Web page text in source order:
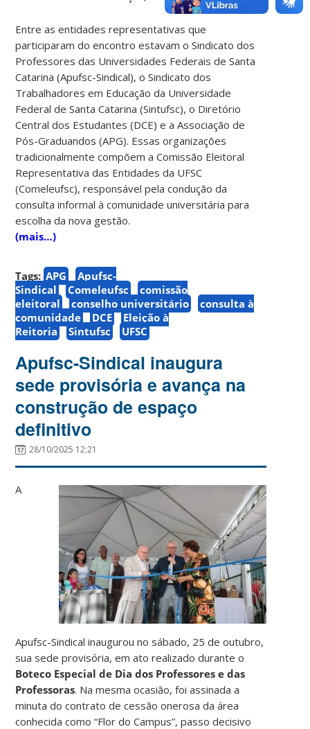
Entre as entidades representativas que
participaram do encontro estavam o Sindicato dos
Professores das Universidades Federais de Santa
Catarina (Apufsc-Sindical), o Sindicato dos
Trabalhadores em Educação da Universidade
Federal de Santa Catarina (Sintufsc), o Diretório
Central dos Estudantes (DCE) e a Associação de
Pós-Graduandos (APG). Essas organizações
tradicionalmente compõem a Comissão Eleitoral
Representativa das Entidades da UFSC
(Comeleufsc), responsável pela condução da
consulta informal à comunidade universitária para
escolha da nova gestão.
(mais…)
Tags: APG
Apufsc-
Sindical
Comeleufsc
comissão
eleitoral
conselho universitário
consulta à
comunidade
DCE
Eleição à
Reitoria
Sintufsc UFSC
Apufsc-Sindical inaugura
sede provisória e avança na
construção de espaço
definitivo
28/10/2025 12:21
A
Apufsc-Sindical inaugurou no sábado, 25 de outubro,
sua sede provisória, em ato realizado durante o
Boteco Especial de Dia dos Professores e das
Professoras. Na mesma ocasião, foi assinada a
minuta do contrato de cessão onerosa da área
conhecida como “Flor do Campus”, passo decisivo